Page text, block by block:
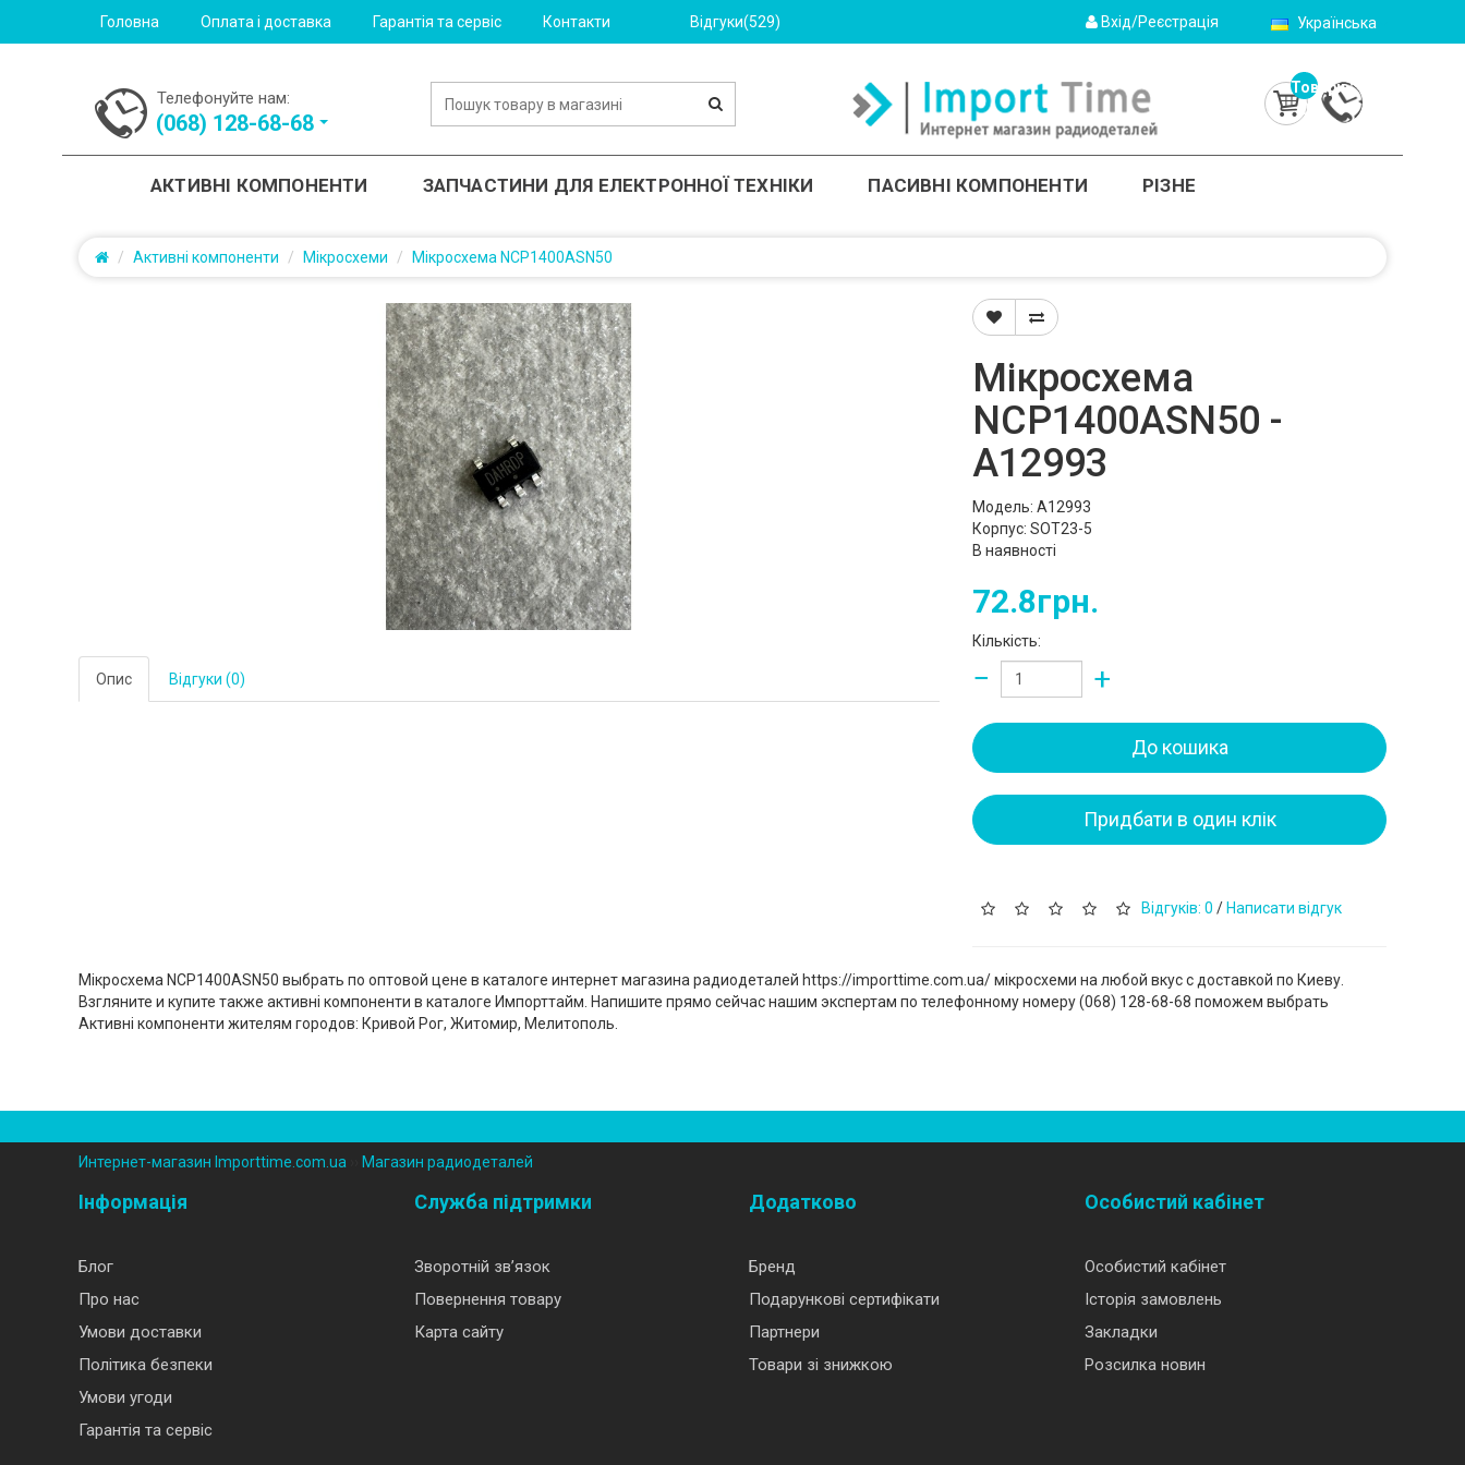
Головна Оплата і доставка Гарантія та сервіс Контакти Відгуки(529) Українська
Вхід/Реєстрація
Телефонуйте нам:
(‎068) 128-68-68
Товарів:
0
(0.0грн.)
АКТИВНІ КОМПОНЕНТИ ЗАПЧАСТИНИ ДЛЯ ЕЛЕКТРОННОЇ ТЕХНІКИ ПАСИВНІ КОМПОНЕНТИ РІЗНЕ
Активні компоненти Мікросхеми Мікросхема NCP1400ASN50
Опис Відгуки (0)
Мікросхема
NCP1400ASN50 -
A12993
Модель: A12993
Корпус: SOT23-5
В наявності
72.8грн.
Кількість:
− +
До кошика
Придбати в один клік
Відгуків: 0 / Написати відгук
Мікросхема NCP1400ASN50 выбрать по оптовой цене в каталоге интернет магазина радиодеталей https://importtime.com.ua/ мікросхеми на любой вкус с доставкой по Киеву.
Взгляните и купите также активні компоненти в каталоге Импорттайм. Напишите прямо сейчас нашим экспертам по телефонному номеру (‎068) 128-68-68 поможем выбрать
Активні компоненти жителям городов: Кривой Рог, Житомир, Мелитополь.
Интернет-магазин Importtime.com.ua Магазин радиодеталей
Інформація
Блог
Про нас
Умови доставки
Політика безпеки
Умови угоди
Гарантія та сервіс
Служба підтримки
Зворотній зв’язок
Повернення товару
Карта сайту
Додатково
Бренд
Подарункові сертифікати
Партнери
Товари зі знижкою
Особистий кабінет
Особистий кабінет
Історія замовлень
Закладки
Розсилка новин